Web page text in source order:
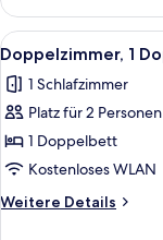
2 Einzelbetten
Alle
Fotos
für
Doppelzimmer,
1
Doppelbett
anzeigen
3
Doppelzimmer, 1
1 Schlafzimmer
Platz für 2 Personen
1 Doppelbett
Kostenloses WLAN
Weitere Details
Weitere